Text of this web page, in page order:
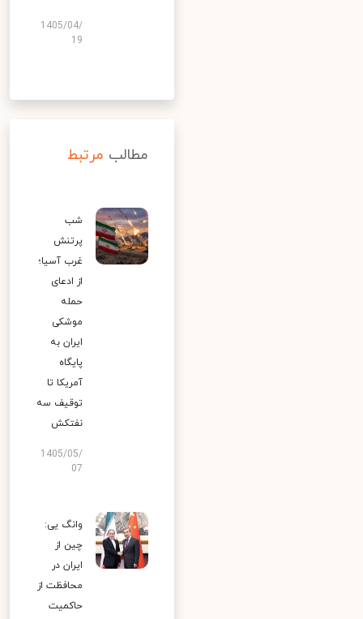
1405/04/
19
مطالب مرتبط
شب
پرتنش
غرب آسیا؛
از ادعای
حمله
موشکی
ایران به
پایگاه
آمریکا تا
توقیف سه
نفتکش
1405/05/
07
وانگ یی:
چین از
ایران در
محافظت از
حاکمیت